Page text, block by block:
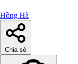
Hồng Hà
Chia sẻ